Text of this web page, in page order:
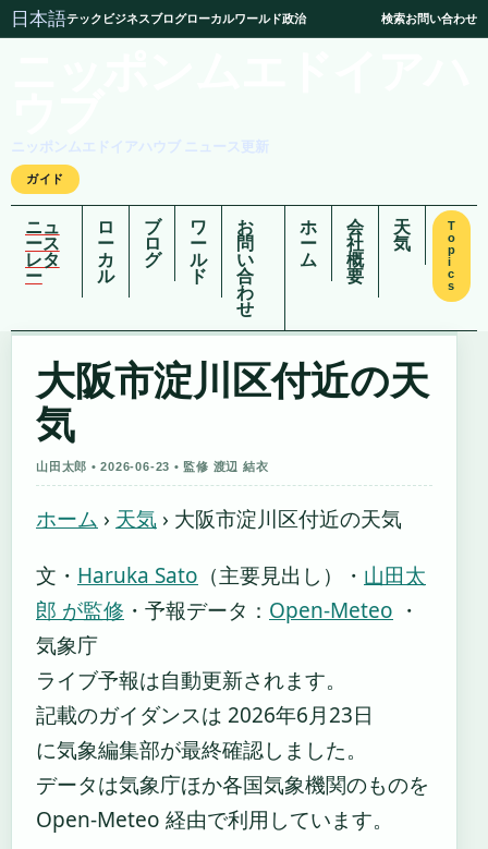
日本語テック ビジネスブログローカルワールド政治 検索お問い合わせ
ニッポンムエドイアハウブ ニュース更新
ガイド
ニュ
ース
レタ
ー
ロ
ー
カ
ル
ブ
ロ
グ
ワ
ー
ル
ド
お
問
い
合
わ
せ
ホ
ー
ム
会
社
概
要
天
気
T
o
p
i
c
s
大阪市淀川区付近の天
気
山田太郎 • 2026-06-23 • 監修 渡辺 結衣
ホーム › 天気 › 大阪市淀川区付近の天気
文・ Haruka Sato （主要見出し） ・ 山田太
郎 が監修 ・ 予報データ： Open-Meteo ・
気象庁
ライブ予報は自動更新されます。
記載のガイダンスは 2026年6月23日
に気象編集部が最終確認しました。
データは気象庁ほか各国気象機関のものを
Open-Meteo 経由で利用しています。